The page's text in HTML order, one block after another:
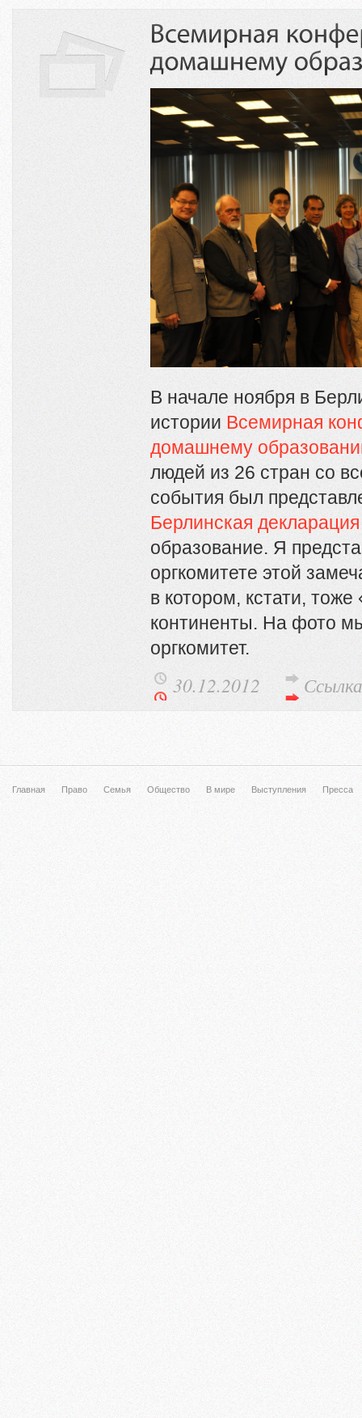
В начале ноября в
истории Всемирная
домашнему
людей из 26 стран со
события был
Берлинская декларация
образование. Я
оргкомитете этой
в котором, кстати, тоже
континенты. На фото
оргкомитет.
30.12.2012 Ссылка
Главная Право Семья Общество В мире Выступления Пресса